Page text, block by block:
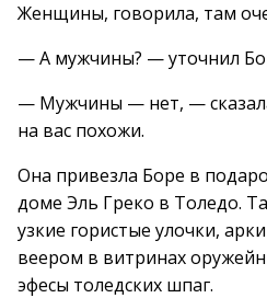
Женщины, говорила, там
— А мужчины? — уточнил
— Мужчины — нет, —
на вас похожи.
Она привезла Боре в
доме Эль Греко в Толедо.
узкие гористые улочки,
веером в витринах
эфесы толедских шпаг.